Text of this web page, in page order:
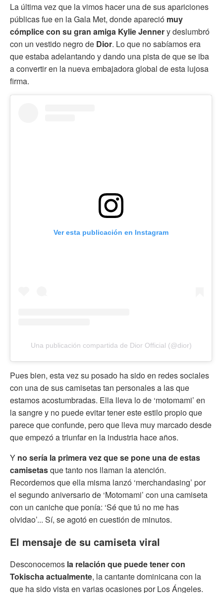
La última vez que la vimos hacer una de sus apariciones
públicas fue en la Gala Met, donde apareció muy
cómplice con su gran amiga Kylie Jennery deslumbró
con un vestido negro de Dior. Lo que no sabíamos era
que estaba adelantando y dando una pista de que se iba
a convertir en la nueva embajadora global de esta lujosa
firma.
Ver esta publicación en Instagram
Una publicación compartida de Dior Official (@dior)
Pues bien, esta vez su posado ha sido en redes sociales
con una de sus camisetas tan personales a las que
estamos acostumbradas. Ella lleva lo de ‘motomami’ en
la sangre y no puede evitar tener este estilo propio que
parece que confunde, pero que lleva muy marcado desde
que empezó a triunfar en la industria hace años.
Y no sería la primera vez que se pone una de estas
camisetasque tanto nos llaman la atención.
Recordemos que ella misma lanzó ‘merchandasing’ por
el segundo aniversario de ‘Motomami’ con una camiseta
con un caniche que ponía: ‘Sé que tú no me has
olvidao’... Sí, se agotó en cuestión de minutos.
El mensaje de su camiseta viral
Desconocemos la relación que puede tener con
Tokischa actualmente, la cantante dominicana con la
que ha sido vista en varias ocasiones por Los Ángeles.